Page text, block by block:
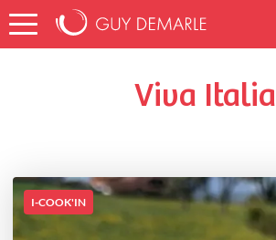
Accueil fabulouscuisine86
Viva Italia
Viva Italia
I-COOK'IN